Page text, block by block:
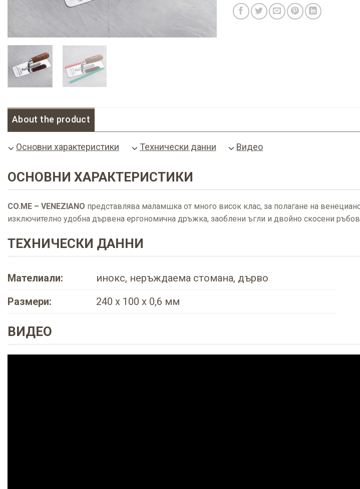
About the product
Основни характеристики Технически данни Видео
ОСНОВНИ ХАРАКТЕРИСТИКИ
CO.ME – VENEZIANO представлява маламшка от много висок клас, за полагане на
изключително удобна дървена ергономична дръжка, заоблени ъгли и двойно скосени
ТЕХНИЧЕСКИ ДАННИ
Мателиали:
инокс, неръждаема стомана, дърво
Размери:
240 x 100 x 0,6 мм
ВИДЕО